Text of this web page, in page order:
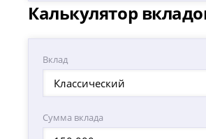
Калькулятор
Вклад
Классический
Сумма вклада